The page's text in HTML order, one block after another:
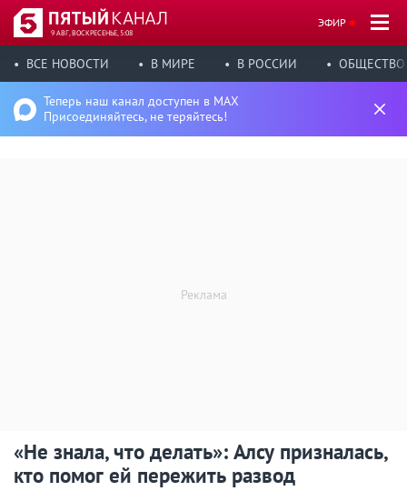
9 АВГ, ВОСКРЕСЕНЬЕ, 5:08
ЭФИР
ВСЕ НОВОСТИ В МИРЕ В РОССИИ ОБЩЕСТВО
Теперь наш канал доступен в MAX
Присоединяйтесь, не теряйтесь!
«Не знала, что делать»: Алсу призналась,
кто помог ей пережить развод